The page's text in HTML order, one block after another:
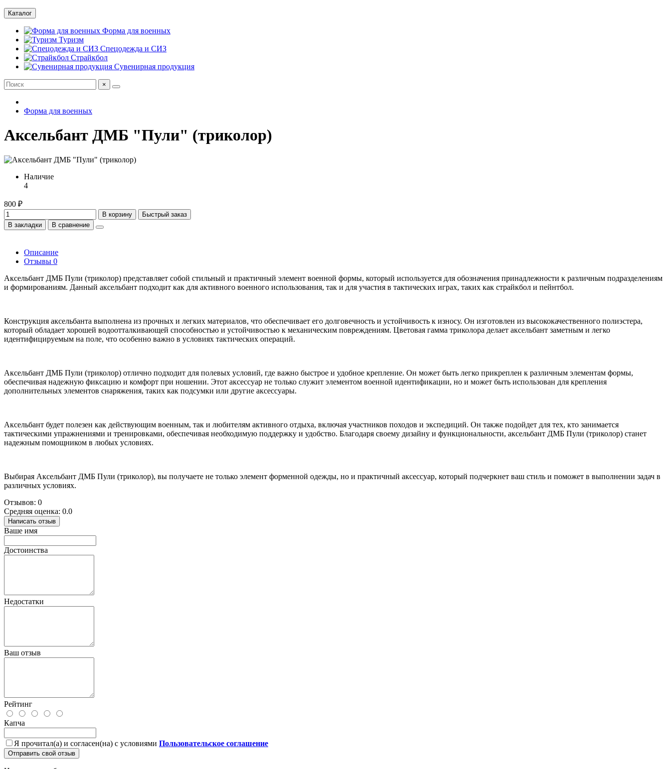
Каталог
Форма для военных
Туризм
Спецодежда и СИЗ
Страйкбол
Сувенирная продукция
×
Форма для военных
Аксельбант ДМБ "Пули" (триколор)
Наличие
4
800 ₽
В корзину
Быстрый заказ
В закладки
В сравнение
Описание
Отзывы 0
Аксельбант ДМБ Пули (триколор) представляет собой стильный и практичный элемент военной формы, который используется для обозначения принадлежности к различным подразделениям
и формированиям. Данный аксельбант подходит как для активного военного использования, так и для участия в тактических играх, таких как страйкбол и пейнтбол.
Конструкция аксельбанта выполнена из прочных и легких материалов, что обеспечивает его долговечность и устойчивость к износу. Он изготовлен из высококачественного полиэстера,
который обладает хорошей водоотталкивающей способностью и устойчивостью к механическим повреждениям. Цветовая гамма триколора делает аксельбант заметным и легко
идентифицируемым на поле, что особенно важно в условиях тактических операций.
Аксельбант ДМБ Пули (триколор) отлично подходит для полевых условий, где важно быстрое и удобное крепление. Он может быть легко прикреплен к различным элементам формы,
обеспечивая надежную фиксацию и комфорт при ношении. Этот аксессуар не только служит элементом военной идентификации, но и может быть использован для крепления
дополнительных элементов снаряжения, таких как подсумки или другие аксессуары.
Аксельбант будет полезен как действующим военным, так и любителям активного отдыха, включая участников походов и экспедиций. Он также подойдет для тех, кто занимается
тактическими упражнениями и тренировками, обеспечивая необходимую поддержку и удобство. Благодаря своему дизайну и функциональности, аксельбант ДМБ Пули (триколор) станет
надежным помощником в любых условиях.
Выбирая Аксельбант ДМБ Пули (триколор), вы получаете не только элемент форменной одежды, но и практичный аксессуар, который подчеркнет ваш стиль и поможет в выполнении задач в
различных условиях.
Отзывов: 0
Средняя оценка: 0.0
Написать отзыв
Ваше имя
Достоинства
Недостатки
Ваш отзыв
Рейтинг
Капча
Я прочитал(а) и согласен(на) с условиями Пользовательское соглашение
Отправить свой отзыв